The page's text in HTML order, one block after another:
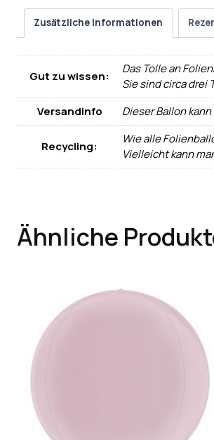
Zusätzliche Informationen
Gut zu wissen:
Das Tolle an
Sie sind circa drei
Versandinfo
Dieser Ballon
Recycling:
Wie alle
Vielleicht kann
Ähnliche